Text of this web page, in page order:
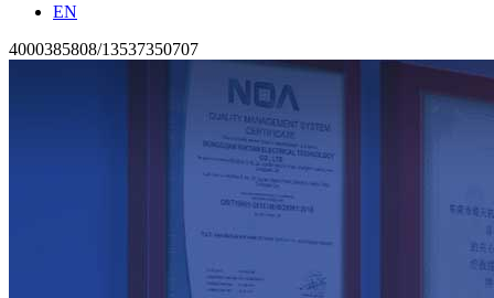
EN
4000385808/13537350707